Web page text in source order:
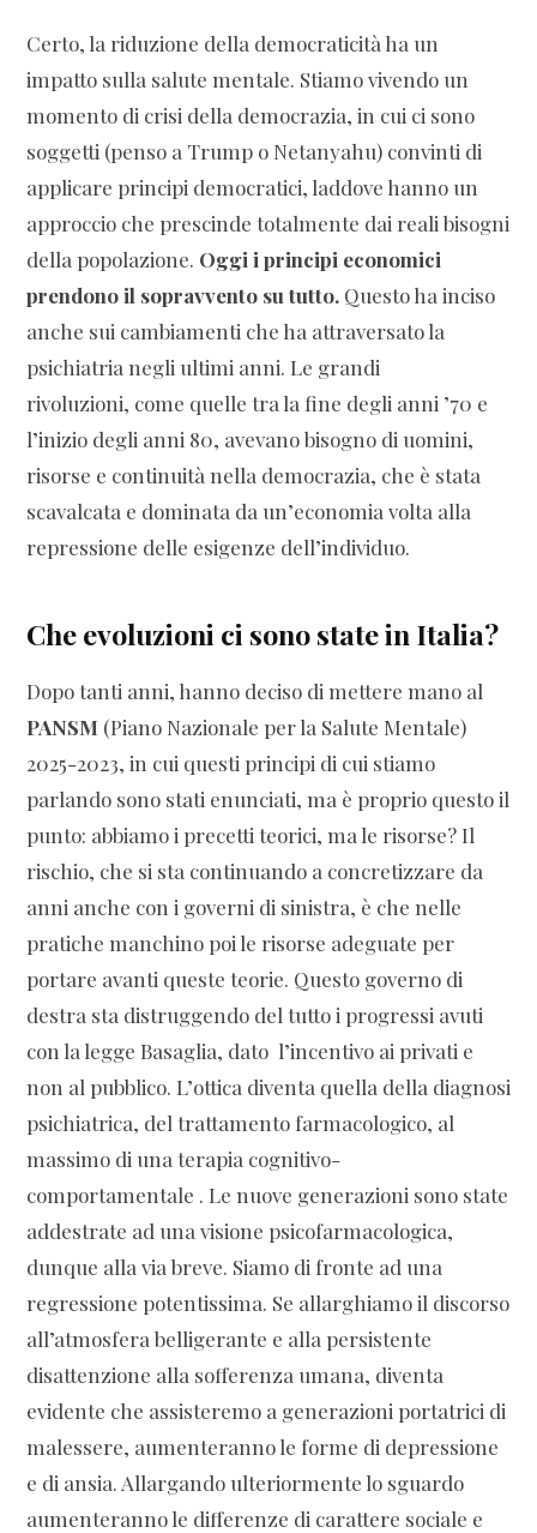
Certo, la riduzione della democraticità ha un
impatto sulla salute mentale. Stiamo vivendo un
momento di crisi della democrazia, in cui ci sono
soggetti (penso a Trump o Netanyahu) convinti di
applicare principi democratici, laddove hanno un
approccio che prescinde totalmente dai reali bisogni
della popolazione. Oggi i principi economici
prendono il sopravvento su tutto. Questo ha inciso
anche sui cambiamenti che ha attraversato la
psichiatria negli ultimi anni. Le grandi
rivoluzioni, come quelle tra la fine degli anni ’70 e
l’inizio degli anni 80, avevano bisogno di uomini,
risorse e continuità nella democrazia, che è stata
scavalcata e dominata da un’economia volta alla
repressione delle esigenze dell’individuo.
Che evoluzioni ci sono state in Italia?
Dopo tanti anni, hanno deciso di mettere mano al
PANSM (Piano Nazionale per la Salute Mentale)
2025-2023, in cui questi principi di cui stiamo
parlando sono stati enunciati, ma è proprio questo il
punto: abbiamo i precetti teorici, ma le risorse? Il
rischio, che si sta continuando a concretizzare da
anni anche con i governi di sinistra, è che nelle
pratiche manchino poi le risorse adeguate per
portare avanti queste teorie. Questo governo di
destra sta distruggendo del tutto i progressi avuti
con la legge Basaglia, dato l’incentivo ai privati e
non al pubblico. L’ottica diventa quella della diagnosi
psichiatrica, del trattamento farmacologico, al
massimo di una terapia cognitivo-
comportamentale . Le nuove generazioni sono state
addestrate ad una visione psicofarmacologica,
dunque alla via breve. Siamo di fronte ad una
regressione potentissima. Se allarghiamo il discorso
all’atmosfera belligerante e alla persistente
disattenzione alla sofferenza umana, diventa
evidente che assisteremo a generazioni portatrici di
malessere, aumenteranno le forme di depressione
e di ansia. Allargando ulteriormente lo sguardo
aumenteranno le differenze di carattere sociale e